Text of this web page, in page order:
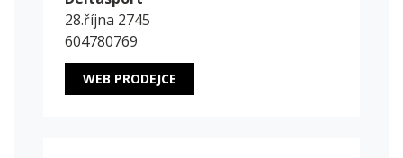
28.října 2745
604780769
WEB PRODEJCE